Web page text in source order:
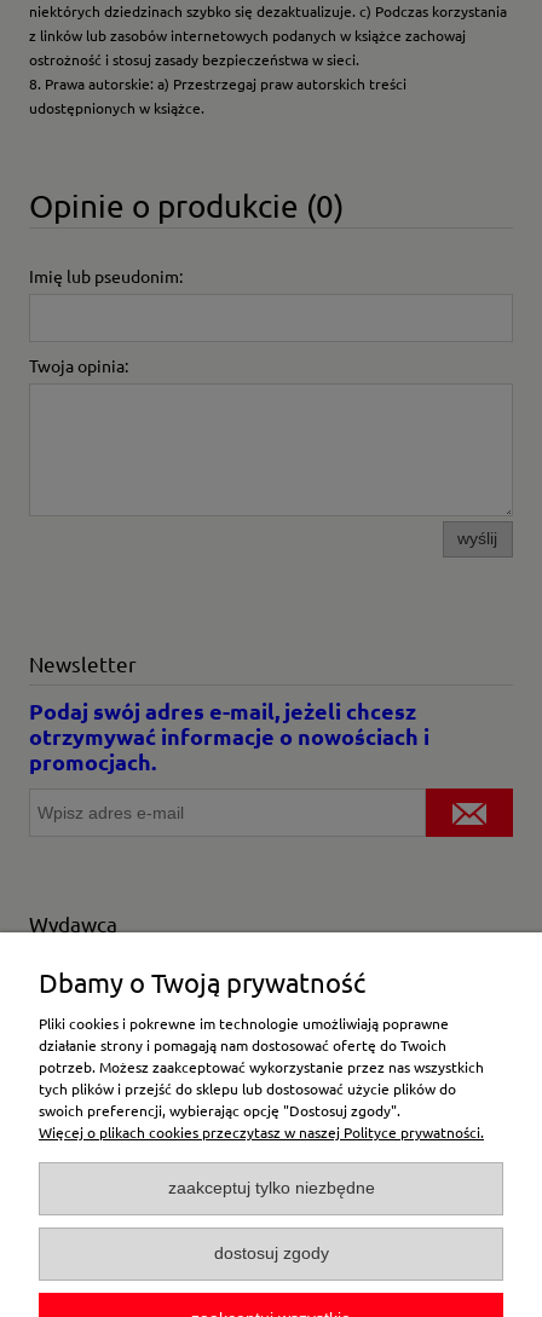
niektórych dziedzinach szybko się dezaktualizuje. c) Podczas korzystania
z linków lub zasobów internetowych podanych w książce zachowaj
ostrożność i stosuj zasady bezpieczeństwa w sieci.
8. Prawa autorskie: a) Przestrzegaj praw autorskich treści
udostępnionych w książce.
Opinie o produkcie (0)
Imię lub pseudonim:
Twoja opinia:
wyślij
Newsletter
Podaj swój adres e-mail, jeżeli chcesz
otrzymywać informacje o nowościach i
promocjach.
Wydawca
Wybierz producenta
Moje konto
Płatności i dostawa
Pomoc
O firmie
Dbamy o Twoją prywatność
Pliki cookies i pokrewne im technologie umożliwiają poprawne
działanie strony i pomagają nam dostosować ofertę do Twoich
potrzeb. Możesz zaakceptować wykorzystanie przez nas wszystkich
tych plików i przejść do sklepu lub dostosować użycie plików do
swoich preferencji, wybierając opcję "Dostosuj zgody".
Więcej o plikach cookies przeczytasz w naszej Polityce prywatności.
zaakceptuj tylko niezbędne
dostosuj zgody